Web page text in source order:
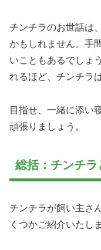
チンチラのお世話は
かもしれません。手
いこともあるでしょ
れるほど、チンチラ
目指せ、一緒に添い
頑張りましょう。
総括：チンチラ
チンチラが飼い主さ
くつかご紹介いたし